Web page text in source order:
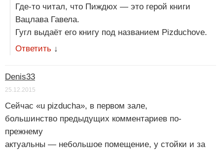
Где-то читал, что Пиждюх — это герой книги
Вацлава Гавела.
Гугл выдаёт его книгу под названием Pizduchove.
Ответить ↓
Denis33
25.12.2015
Сейчас «u pizducha», в первом зале,
большинство предыдущих комментариев по-
прежнему
актуальны — небольшое помещение, у стойки и за